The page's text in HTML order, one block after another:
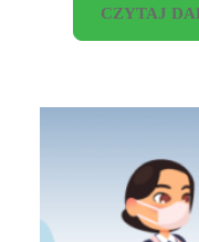
CZYTAJ